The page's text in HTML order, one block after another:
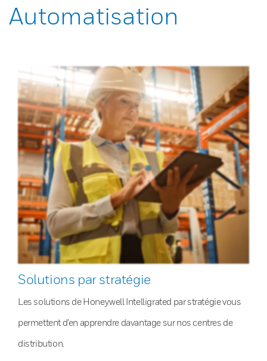
Automatisation
Solutions par stratégie
Les solutions de Honeywell Intelligrated par stratégie vous
permettent d’en apprendre davantage sur nos centres de
distribution.